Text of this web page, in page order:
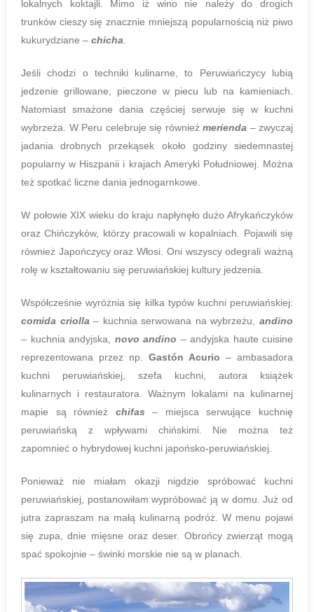
lokalnych koktajli. Mimo iż wino nie należy do drogich
trunków cieszy się znacznie mniejszą popularnością niż piwo
kukurydziane – chicha.
Jeśli chodzi o techniki kulinarne, to Peruwiańczycy lubią
jedzenie grillowane, pieczone w piecu lub na kamieniach.
Natomiast smażone dania częściej serwuje się w kuchni
wybrzeża. W Peru celebruje się równieżmerienda – zwyczaj
jadania drobnych przekąsek około godziny siedemnastej
popularny w Hiszpanii i krajach Ameryki Południowej. Można
też spotkać liczne dania jednogarnkowe.
W połowie XIX wieku do kraju napłynęło dużo Afrykańczyków
oraz Chińczyków, którzy pracowali w kopalniach. Pojawili się
również Japończycy oraz Włosi. Oni wszyscy odegrali ważną
rolę w kształtowaniu się peruwiańskiej kultury jedzenia.
Współcześnie wyróżnia się kilka typów kuchni peruwiańskiej:
comida criolla– kuchnia serwowana na wybrzeżu,andino
– kuchnia andyjska, novo andino – andyjska haute cuisine
reprezentowana przez np. Gastón Acurio – ambasadora
kuchni peruwiańskiej, szefa kuchni, autora książek
kulinarnych i restauratora. Ważnym lokalami na kulinarnej
mapie są również chifas – miejsca serwujące kuchnię
peruwiańską z wpływami chińskimi. Nie można też
zapomnieć o hybrydowej kuchni japońsko-peruwiańskiej.
Ponieważ nie miałam okazji nigdzie spróbować kuchni
peruwiańskiej, postanowiłam wypróbować ją w domu. Już od
jutra zapraszam na małą kulinarną podróż. W menu pojawi
się zupa, dnie mięsne oraz deser. Obrońcy zwierząt mogą
spać spokojnie – świnki morskie nie są w planach.